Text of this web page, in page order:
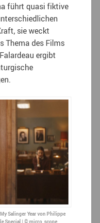
führt quasi fiktive
sie weckt
Thema des Films
ergibt
Salinger Year von Philippe
Special | © micro_scope